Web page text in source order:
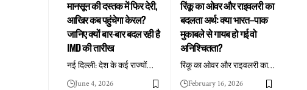
मानसून की दस्तक में फिर देरी,
आखिर कब पहुंचेगा केरल?
जानिए क्यों बार-बार बदल रही है
IMD की तारीख
नई दिल्ली: देश के कई राज्यों…
June 4, 2026
रिंकू का ओवर और राइवलरी का
बदलता अर्थ: क्या भारत–पाक
मुकाबले से गायब हो गई वो
अनिश्चितता?
रिंकू का ओवर और राइवलरी का…
February 16, 2026